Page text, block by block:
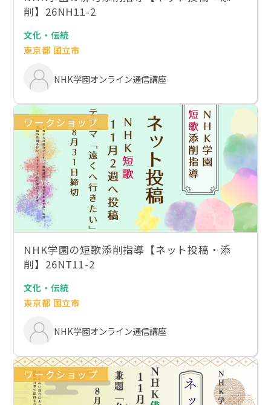
削】26NH11-2
文化・伝統
東京都 国立市
NHK学園オンライン通信講座
ワークショップ
NHK学園の短歌添削指導【ネット投稿・添
削】26NT11-2
文化・伝統
東京都 国立市
NHK学園オンライン通信講座
ワークショップ